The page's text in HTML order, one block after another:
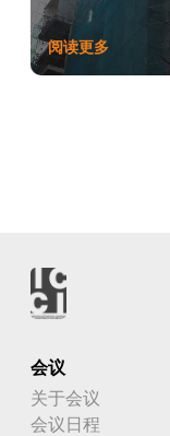
阅读更多
会议
关于会议
会议日程